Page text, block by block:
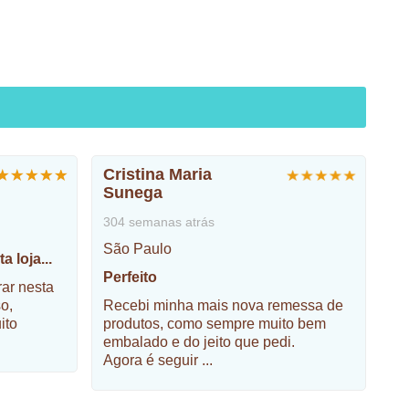
loja...
nesta
Cristina Maria
Sunega
304 semanas atrás
São Paulo
Perfeito
Recebi minha mais nova remessa de
produtos, como sempre muito bem
embalado e do jeito que pedi.
Agora é seguir ...